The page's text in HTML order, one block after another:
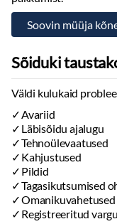
Veokonks
Käibemaksuga auto
Euro 6 heitmeklass
Nelikvedu
6.2 V8 mootor
Hydra-Matic
High Country varustus
Bose helisüsteem
Must/pruun polster
OnStar teenused
My Chevrolet
Sõiduki
Väldi kulukaid
Avariid
Läbisõidu ajalugu
Tehnoülevaatused
Kahjustused
Pildid
Tagasikutsumised
Omanikuvahetused
Registreeritud